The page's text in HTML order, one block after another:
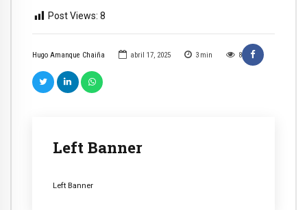
Hugo Amanque Chaiña abril 17, 2025 3 min 8
Left Banner
Left Banner
Post Views: 8